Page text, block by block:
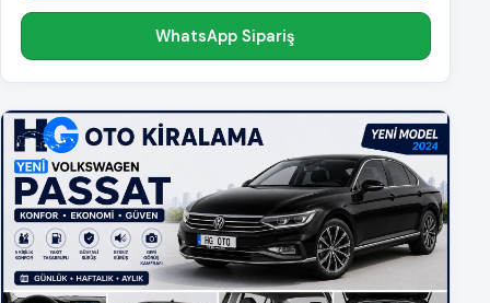
WhatsApp Sipariş